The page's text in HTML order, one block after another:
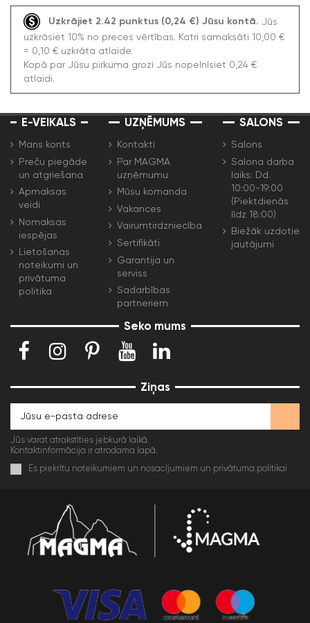
Uzkrājiet 2.42 punktus (0,24 €) Jūsu kontā. Jūs
uzkrāsiet 10% no preces vērtības. Katri samaksāti 10,00 €
= 0,10 € uzkrāta atlaide.
Kopā par Jūsu pirkuma grozi Jūs nopelnīsiet 0,24 €
atlaidi.
E-VEIKALS
Mans konts
Preču piegāde
un atgriešana
Apmaksas
veidi
Nomaksas
iespējas
Lietošanas
noteikumi un
privātuma
politika
UZŅĒMUMS
Kontakti
Par MAGMA
uzņēmumu
Mūsu komanda
Vakances
Vairumtirdzniecība
Sertifikāti
Garantija un
serviss
Sadarbības
partneriem
SALONS
Salons
Salona darba
laiks: Dd.
10:00-19:00
(Piektdienās
līdz 18:00)
Biežāk uzdotie
jautājumi
Seko mums
Ziņas
Jūs varat atrakstīties jebkurā laikā.
Kontaktinformācija ir atrodama lapā.
Es piekrītu noteikumiem un nosacījumiem un privātuma politikai